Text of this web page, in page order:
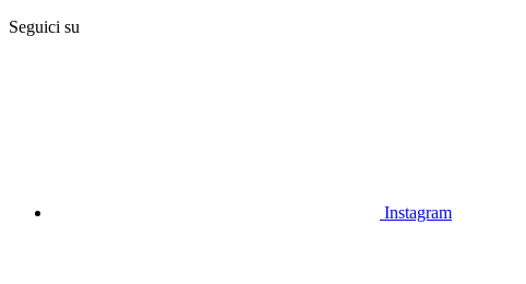
Seguici su
Instagram